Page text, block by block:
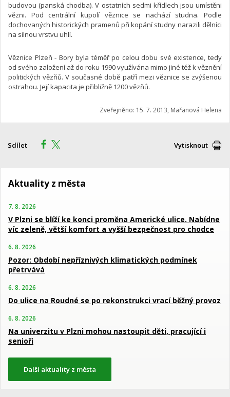
budovou (panská chodba). V ostatních sedmi křídlech jsou umístěni
vězni. Pod centrální kupolí věznice se nachází studna. Podle
dochovaných historických pramenů při kopání studny narazili dělníci
na silnou vrstvu uhlí.
Věznice Plzeň - Bory byla téměř po celou dobu své existence, tedy
od svého založení až do roku 1990 využívána mimo jiné též k věznění
politických vězňů. V současné době patří mezi věznice se zvýšenou
ostrahou. Její kapacita je přibližně 1200 vězňů.
Zveřejněno: 15. 7. 2013, Mařanová Helena
Sdílet Vytisknout
Aktuality z města
7. 8. 2026
V Plzni se blíží ke konci proměna Americké ulice. Nabídne
víc zeleně, větší komfort a vyšší bezpečnost pro chodce
6. 8. 2026
Pozor: Období nepříznivých klimatických podmínek
přetrvává
6. 8. 2026
Do ulice na Roudné se po rekonstrukci vrací běžný provoz
6. 8. 2026
Na univerzitu v Plzni mohou nastoupit děti, pracující i
senioři
Další aktuality z města